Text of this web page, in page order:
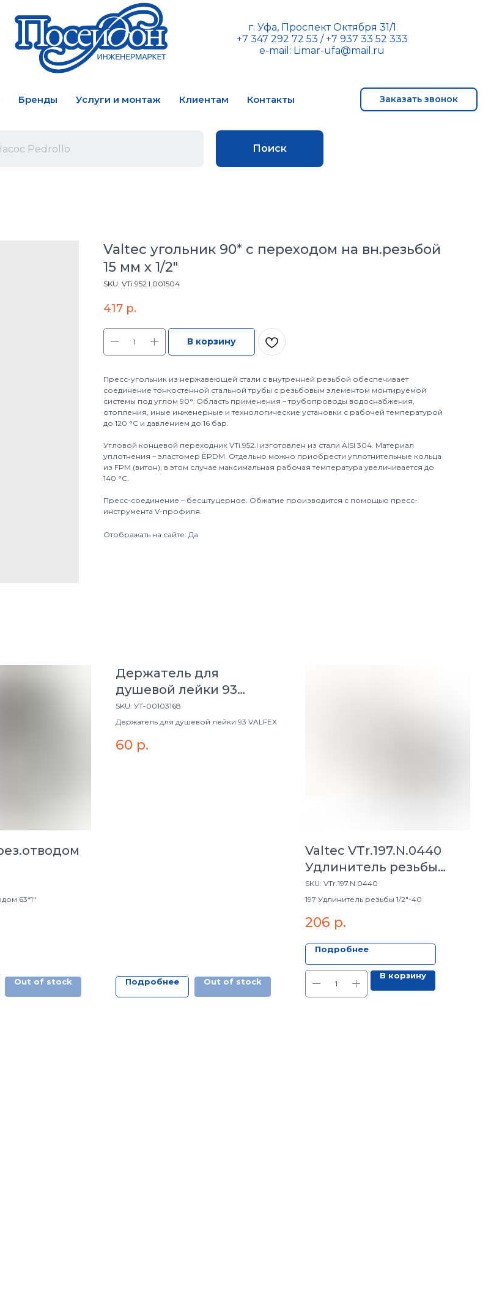
г. Уфа, Проспект Октября 31/1
+7 347 292 72 53 /+7 937 33 52 333
e-mail: Limar-ufa@mail.ru
Бренды Услуги и монтаж Клиентам Контакты Заказать звонок
Поиск
Valtec угольник 90* с переходом на вн.резьбой
15 мм х 1/2"
SKU: VTi.952.I.001504
417 р.
В корзину
Пресс-угольник из нержавеющей стали с внутренней резьбой обеспечивает
соединение тонкостенной стальной трубы с резьбовым элементом монтируемой
системы под углом 90°. Область применения – трубопроводы водоснабжения,
отопления, иные инженерные и технологические установки с рабочей температурой
до 120 °С и давлением до 16 бар.
Угловой концевой переходник VTi.952.I изготовлен из стали AISI 304. Материал
уплотнения – эластомер EPDM. Отдельно можно приобрести уплотнительные кольца
из FPM (витон); в этом случае максимальная рабочая температура увеличивается до
140 °С.
Пресс-соединение – бесштуцерное. Обжатие производится с помощью пресс-
инструмента V-профиля.
Отображать на сайте: Да
63*1"
Out of stock
Держатель для
душевой лейки 93
VALFEX
SKU: УТ-00103168
Держатель для душевой лейки 93 VALFEX
60 р.
Подробнее Out of stock
Valtec VTr.197.N.0440
Удлинитель резьбы
1/2"-40
SKU: VTr.197.N.0440
197 Удлинитель резьбы 1/2"-40
206 р.
Подробнее
В корзину